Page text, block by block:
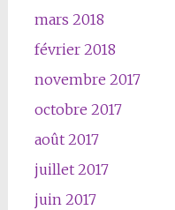
mars 2018
février 2018
novembre 2017
octobre 2017
août 2017
juillet 2017
juin 2017